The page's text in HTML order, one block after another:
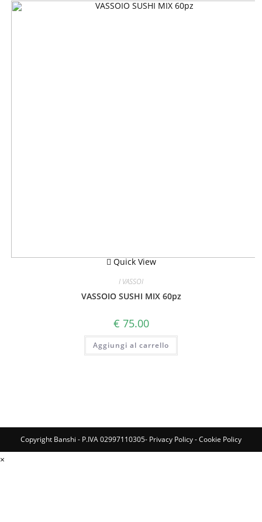
Quick View
I VASSOI
VASSOIO SUSHI MIX 60pz
€ 75.00
Aggiungi al carrello
Copyright Banshi - P.IVA 02997110305- Privacy Policy-Cookie Policy
×